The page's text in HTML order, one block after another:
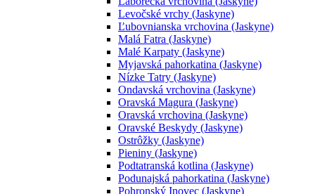
Levočské vrchy (Jaskyne)
Ľubovnianska vrchovina (Jaskyne)
Malá Fatra (Jaskyne)
Malé Karpaty (Jaskyne)
Myjavská pahorkatina (Jaskyne)
Nízke Tatry (Jaskyne)
Ondavská vrchovina (Jaskyne)
Oravská Magura (Jaskyne)
Oravská vrchovina (Jaskyne)
Oravské Beskydy (Jaskyne)
Ostrôžky (Jaskyne)
Pieniny (Jaskyne)
Podtatranská kotlina (Jaskyne)
Podunajská pahorkatina (Jaskyne)
Pohronský Inovec (Jaskyne)